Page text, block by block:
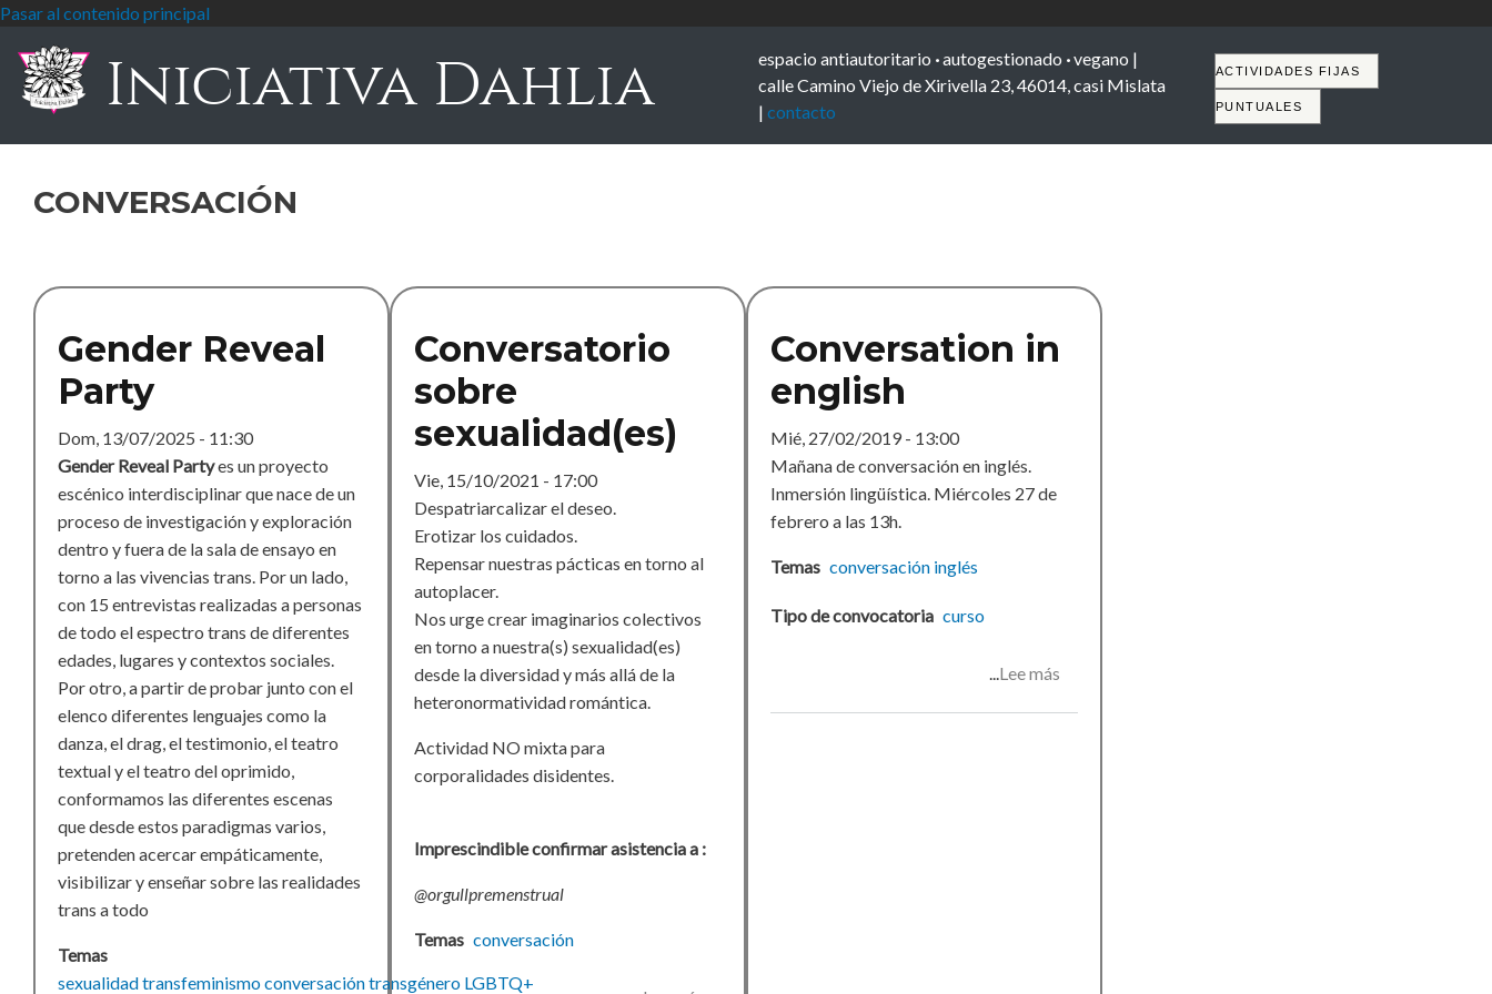
Pasar al contenido principal
Iniciativa Dahlia espacio antiautoritario ·autogestionado ·vegano |
calle Camino Viejo de Xirivella 23, 46014, casi Mislata
| contacto
Tabs
ACTIVIDADES FIJAS
PUNTUALES
conversación
Gender Reveal
Party
Dom, 13/07/2025 - 11:30
Gender Reveal Partyes un proyecto
escénico interdisciplinar que nace de un
proceso de investigación y exploración
dentro y fuera de la sala de ensayo en
torno a las vivencias trans. Por un lado,
con 15 entrevistas realizadas a personas
de todo el espectro trans de diferentes
edades, lugares y contextos sociales.
Por otro, a partir de probar junto con el
elenco diferentes lenguajes como la
danza, el drag, el testimonio, el teatro
textual y el teatro del oprimido,
conformamos las diferentes escenas
que desde estos paradigmas varios,
pretenden acercar empáticamente,
visibilizar y enseñar sobre las realidades
trans a todo
Temas
sexualidadtransfeminismoconversacióntransgénero LGBTQ+
Conversatorio
sobre
sexualidad(es)
Vie, 15/10/2021 - 17:00
Despatriarcalizar el deseo.
Erotizar los cuidados.
Repensar nuestras pácticas en torno al
autoplacer.
Nos urge crear imaginarios colectivos
en torno a nuestra(s) sexualidad(es)
desde la diversidad y más allá de la
heteronormatividad romántica.
Actividad NO mixta para
corporalidades disidentes.
Imprescindible confirmar asistencia a :
@orgullpremenstrual
Temas conversación
Conversation in
english
Mié, 27/02/2019 - 13:00
Mañana de conversación en inglés.
Inmersión lingüística. Miércoles 27 de
febrero a las 13h.
Temas conversación inglés
Tipo de convocatoria curso
Lee más